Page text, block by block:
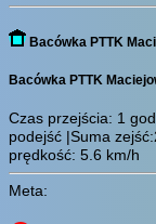
Bacówka PTTK
Bacówka PTTK
Czas przejścia: 1
podejść |Suma
prędkość: 5.6 km/h
Meta: